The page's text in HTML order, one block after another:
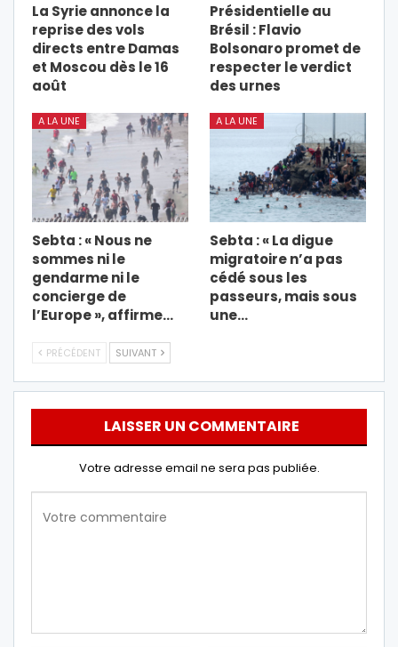
La Syrie annonce la
reprise des vols
directs entre Damas
et Moscou dès le 16
août
Présidentielle au
Brésil : Flavio
Bolsonaro promet de
respecter le verdict
des urnes
A LA UNE
Sebta : « Nous ne
sommes ni le
gendarme ni le
concierge de
l’Europe », affirme…
A LA UNE
Sebta : « La digue
migratoire n’a pas
cédé sous les
passeurs, mais sous
une…
PRÉCÉDENT SUIVANT
LAISSER UN COMMENTAIRE
Votre adresse email ne sera pas publiée.